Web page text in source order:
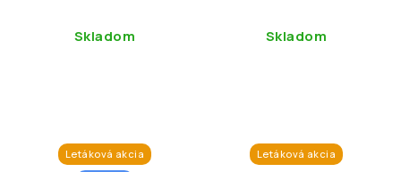
Skladom Skladom
Letáková akcia
Letáková akcia